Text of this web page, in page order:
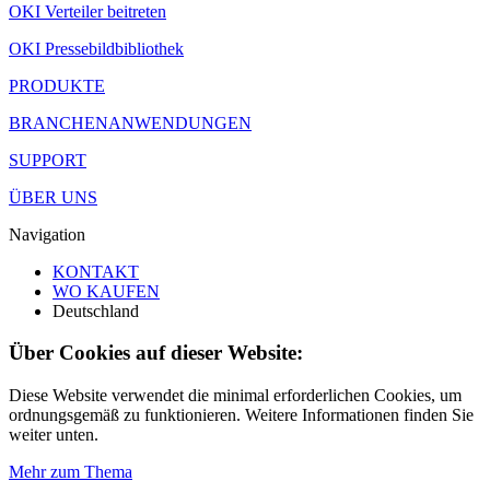
OKI Verteiler beitreten
OKI Pressebildbibliothek
PRODUKTE
BRANCHENANWENDUNGEN
SUPPORT
ÜBER UNS
Navigation
KONTAKT
WO KAUFEN
Deutschland
Über Cookies auf dieser Website:
Diese Website verwendet die minimal erforderlichen Cookies, um
ordnungsgemäß zu funktionieren. Weitere Informationen finden Sie
weiter unten.
Mehr zum Thema